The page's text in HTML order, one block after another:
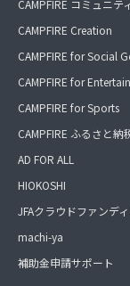
CAMPFIRE コミュニテ
CAMPFIRE Creation
CAMPFIRE for Social
CAMPFIRE for
CAMPFIRE for Sports
CAMPFIRE ふるさと納
AD FOR ALL
HIOKOSHI
JFAクラウドファンデ
machi-ya
補助金申請サポート